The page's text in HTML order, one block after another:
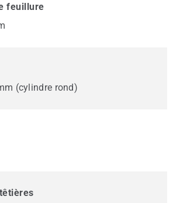
feuillure
(cylindre rond)